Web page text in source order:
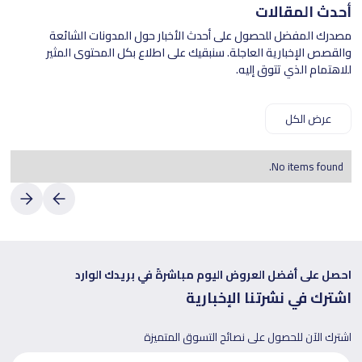
أحدث المقالات
مصدرك المفضل للحصول على أحدث الأخبار حول المدونات الشائعة
والقصص الإخبارية العاجلة. سنبقيك على اطلاع بكل المحتوى المثير
للاهتمام الذي تتوق إليه.
عرض الكل
No items found.
احصل على أفضل العروض اليوم مباشرةً في بريدك الوارد
اشترك في نشرتنا الإخبارية
اشترك الآن للحصول على نصائح التسوق المتميزة